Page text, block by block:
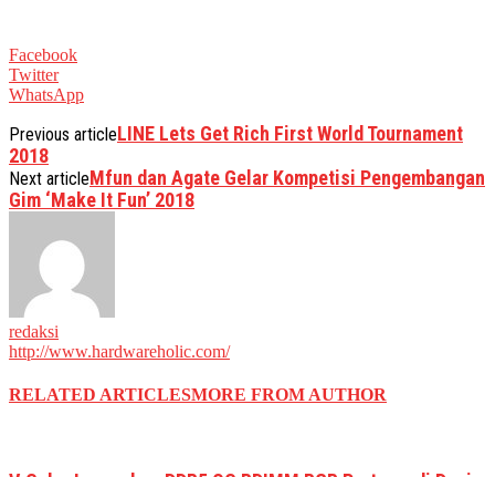
Facebook
Twitter
WhatsApp
Previous articleLINE Lets Get Rich First World Tournament
2018
Next articleMfun dan Agate Gelar Kompetisi Pengembangan
Gim ‘Make It Fun’ 2018
redaksi
http://www.hardwareholic.com/
RELATED ARTICLESMORE FROM AUTHOR